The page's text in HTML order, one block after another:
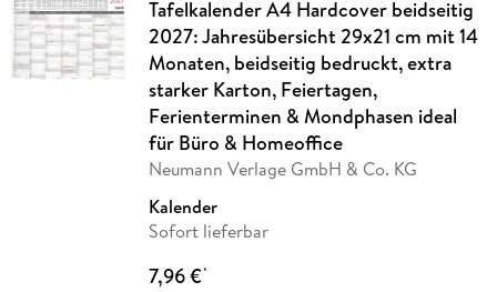
Tafelkalender A4 Hardcover beidseitig
2027: Jahresübersicht 29x21 cm mit 14
Monaten, beidseitig bedruckt, extra
starker Karton, Feiertagen,
Ferienterminen & Mondphasen ideal
für Büro & Homeoffice
Neumann Verlage GmbH & Co. KG
Kalender
Sofort lieferbar
7,96 €*